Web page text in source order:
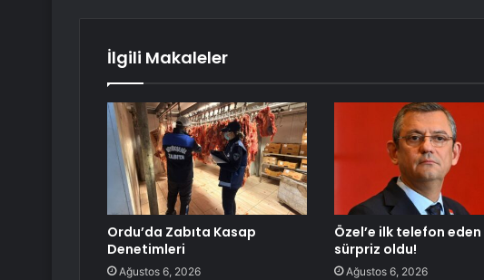
İlgili Makaleler
Ordu’da Zabıta Kasap
Denetimleri
Ağustos 6, 2026
Özel’e ilk telefon
sürpriz oldu!
Ağustos 6, 2026